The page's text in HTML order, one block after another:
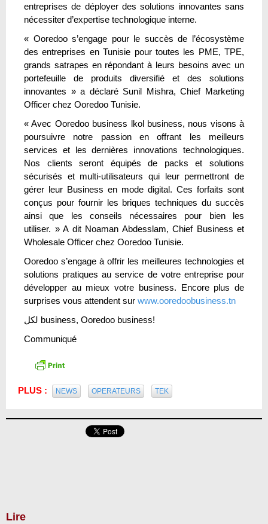
entreprises de déployer des solutions innovantes sans
nécessiter d’expertise technologique interne.
« Ooredoo s’engage pour le succès de l’écosystème
des entreprises en Tunisie pour toutes les PME, TPE,
grands satrapes en répondant à leurs besoins avec un
portefeuille de produits diversifié et des solutions
innovantes » a déclaré Sunil Mishra, Chief Marketing
Officer chez Ooredoo Tunisie.
« Avec Ooredoo business lkol business, nous visons à
poursuivre notre passion en offrant les meilleurs
services et les dernières innovations technologiques.
Nos clients seront équipés de packs et solutions
sécurisés et multi-utilisateurs qui leur permettront de
gérer leur Business en mode digital. Ces forfaits sont
conçus pour fournir les briques techniques du succès
ainsi que les conseils nécessaires pour bien les
utiliser. » A dit Noaman Abdesslam, Chief Business et
Wholesale Officer chez Ooredoo Tunisie.
Ooredoo s’engage à offrir les meilleures technologies et
solutions pratiques au service de votre entreprise pour
développer au mieux votre business. Encore plus de
surprises vous attendent sur www.ooredoobusiness.tn
لكل business, Ooredoo business!
Communiqué
PLUS : NEWS OPERATEURS TEK
Lire